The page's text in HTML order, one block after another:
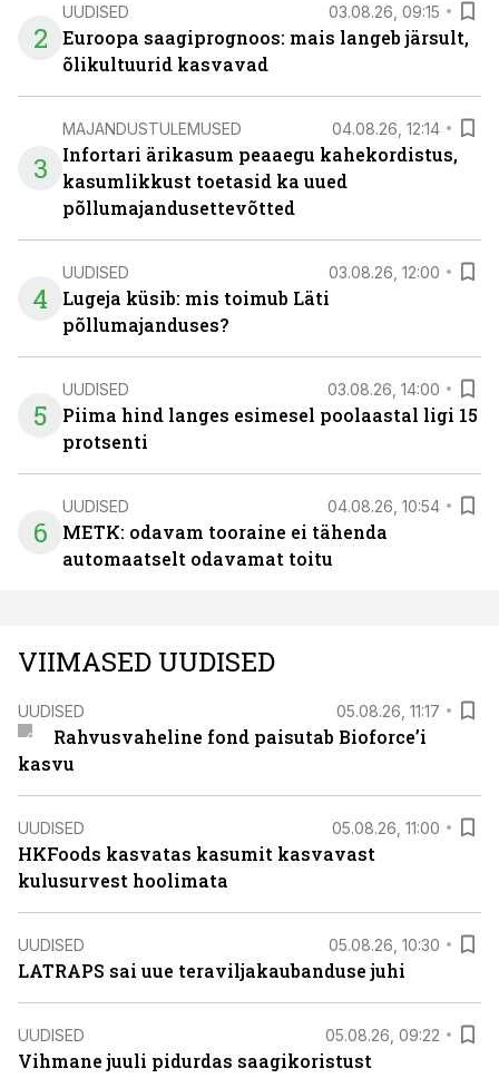
2
UUDISED 03.08.26, 09:15
Euroopa saagiprognoos: mais langeb järsult,
õlikultuurid kasvavad
3
MAJANDUSTULEMUSED 04.08.26, 12:14
Infortari ärikasum peaaegu kahekordistus,
kasumlikkust toetasid ka uued
põllumajandusettevõtted
4
UUDISED 03.08.26, 12:00
Lugeja küsib: mis toimub Läti
põllumajanduses?
5
UUDISED 03.08.26, 14:00
Piima hind langes esimesel poolaastal ligi 15
protsenti
6
UUDISED 04.08.26, 10:54
METK: odavam tooraine ei tähenda
automaatselt odavamat toitu
VIIMASED UUDISED
UUDISED 05.08.26, 11:17
Rahvusvaheline fond paisutab Bioforce’i
kasvu
UUDISED 05.08.26, 11:00
HKFoods kasvatas kasumit kasvavast
kulusurvest hoolimata
UUDISED 05.08.26, 10:30
LATRAPS sai uue teraviljakaubanduse juhi
UUDISED 05.08.26, 09:22
Vihmane juuli pidurdas saagikoristust